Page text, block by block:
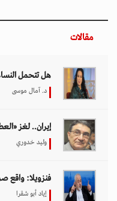
مقالات
هل تتحمل النساء
د. آمال موسى
إيران.. لغز
وليد خدوري
فنزويلا: واقع
إياد أبو شقرا